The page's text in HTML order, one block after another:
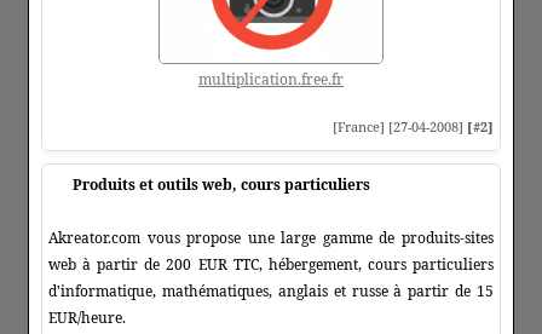
multiplication.free.fr
[France] [27-04-2008] [#2]
Produits et outils web, cours particuliers
Akreator.com vous propose une large gamme de produits-sites
web à partir de 200 EUR TTC, hébergement, cours particuliers
d'informatique, mathématiques, anglais et russe à partir de 15
EUR/heure.